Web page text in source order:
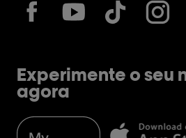
Experimente o seu
agora